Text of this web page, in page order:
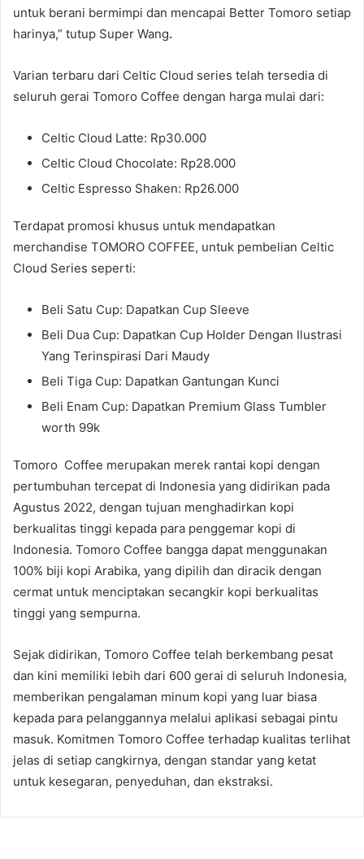
untuk berani bermimpi dan mencapai Better Tomoro setiap
harinya,” tutup Super Wang.
Varian terbaru dari Celtic Cloud series telah tersedia di
seluruh gerai Tomoro Coffee dengan harga mulai dari:
Celtic Cloud Latte: Rp30.000
Celtic Cloud Chocolate: Rp28.000
Celtic Espresso Shaken: Rp26.000
Terdapat promosi khusus untuk mendapatkan
merchandise TOMORO COFFEE, untuk pembelian Celtic
Cloud Series seperti:
Beli Satu Cup: Dapatkan Cup Sleeve
Beli Dua Cup: Dapatkan Cup Holder Dengan Ilustrasi
Yang Terinspirasi Dari Maudy
Beli Tiga Cup: Dapatkan Gantungan Kunci
Beli Enam Cup: Dapatkan Premium Glass Tumbler
worth 99k
Tomoro Coffee merupakan merek rantai kopi dengan
pertumbuhan tercepat di Indonesia yang didirikan pada
Agustus 2022, dengan tujuan menghadirkan kopi
berkualitas tinggi kepada para penggemar kopi di
Indonesia. Tomoro Coffee bangga dapat menggunakan
100% biji kopi Arabika, yang dipilih dan diracik dengan
cermat untuk menciptakan secangkir kopi berkualitas
tinggi yang sempurna.
Sejak didirikan, Tomoro Coffee telah berkembang pesat
dan kini memiliki lebih dari 600 gerai di seluruh Indonesia,
memberikan pengalaman minum kopi yang luar biasa
kepada para pelanggannya melalui aplikasi sebagai pintu
masuk. Komitmen Tomoro Coffee terhadap kualitas terlihat
jelas di setiap cangkirnya, dengan standar yang ketat
untuk kesegaran, penyeduhan, dan ekstraksi.